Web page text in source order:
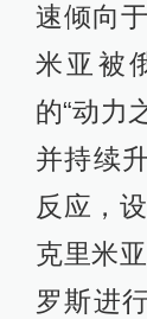
速倾向
米亚被
的“动力
并持续
反应，
克里米
罗斯进